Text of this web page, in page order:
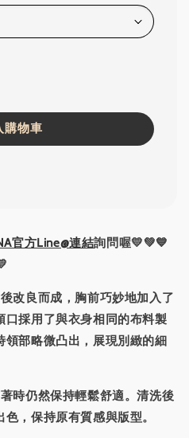
購物車
官方Line@連結詢問喔💛💚💙
改良而成，胸前巧妙地加入了
採用了與衣身相同的布料製
部略微凸出，展現別緻的細
時仍然保持輕鬆舒適。清洗後
，保持原有質感與版型。